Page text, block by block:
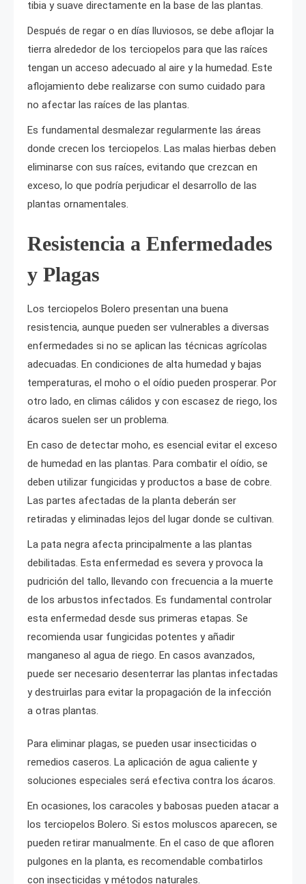
tibia y suave directamente en la base de las plantas.
Después de regar o en días lluviosos, se debe aflojar la
tierra alrededor de los terciopelos para que las raíces
tengan un acceso adecuado al aire y la humedad. Este
aflojamiento debe realizarse con sumo cuidado para
no afectar las raíces de las plantas.
Es fundamental desmalezar regularmente las áreas
donde crecen los terciopelos. Las malas hierbas deben
eliminarse con sus raíces, evitando que crezcan en
exceso, lo que podría perjudicar el desarrollo de las
plantas ornamentales.
Resistencia a Enfermedades
y Plagas
Los terciopelos Bolero presentan una buena
resistencia, aunque pueden ser vulnerables a diversas
enfermedades si no se aplican las técnicas agrícolas
adecuadas. En condiciones de alta humedad y bajas
temperaturas, el moho o el oídio pueden prosperar. Por
otro lado, en climas cálidos y con escasez de riego, los
ácaros suelen ser un problema.
En caso de detectar moho, es esencial evitar el exceso
de humedad en las plantas. Para combatir el oídio, se
deben utilizar fungicidas y productos a base de cobre.
Las partes afectadas de la planta deberán ser
retiradas y eliminadas lejos del lugar donde se cultivan.
La pata negra afecta principalmente a las plantas
debilitadas. Esta enfermedad es severa y provoca la
pudrición del tallo, llevando con frecuencia a la muerte
de los arbustos infectados. Es fundamental controlar
esta enfermedad desde sus primeras etapas. Se
recomienda usar fungicidas potentes y añadir
manganeso al agua de riego. En casos avanzados,
puede ser necesario desenterrar las plantas infectadas
y destruirlas para evitar la propagación de la infección
a otras plantas.
Para eliminar plagas, se pueden usar insecticidas o
remedios caseros. La aplicación de agua caliente y
soluciones especiales será efectiva contra los ácaros.
En ocasiones, los caracoles y babosas pueden atacar a
los terciopelos Bolero. Si estos moluscos aparecen, se
pueden retirar manualmente. En el caso de que afloren
pulgones en la planta, es recomendable combatirlos
con insecticidas y métodos naturales.